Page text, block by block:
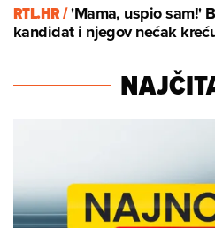
RTL.HR /'Mama, uspio sam!'
kandidat i njegov nećak